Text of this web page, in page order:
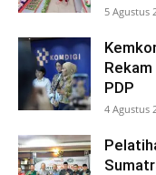
5 Agustus
PDP
4 Agustus